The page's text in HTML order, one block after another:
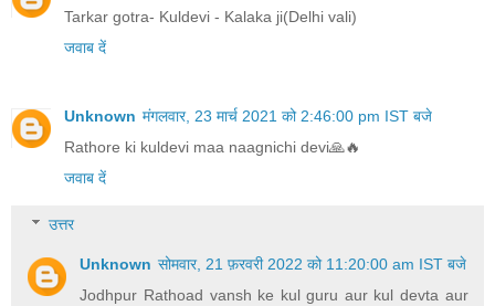
Tarkar gotra- Kuldevi - Kalaka ji(Delhi vali)
जवाब दें
Unknown मंगलवार, 23 मार्च 2021 को 2:46:00 pm IST बजे
Rathore ki kuldevi maa naagnichi devi🙏🔥
जवाब दें
उत्तर
Unknown सोमवार, 21 फ़रवरी 2022 को 11:20:00 am IST बजे
Jodhpur Rathoad vansh ke kul guru aur kul devta aur